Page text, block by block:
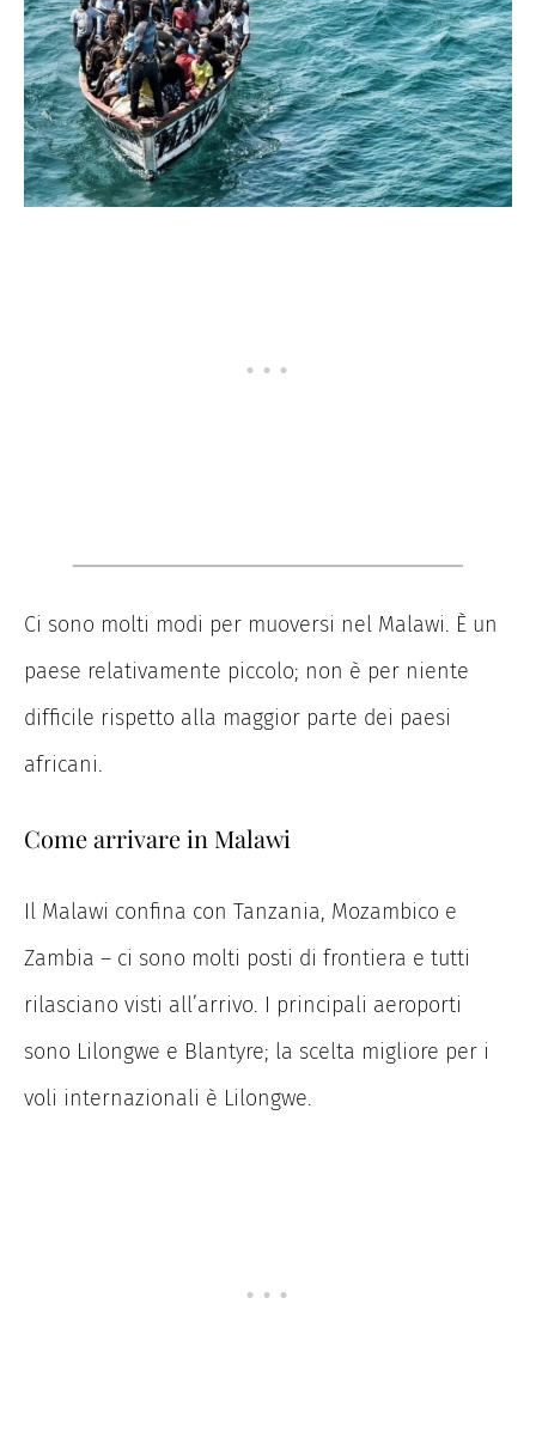
Ci sono molti modi per muoversi nel Malawi. È un
paese relativamente piccolo; non è per niente
difficile rispetto alla maggior parte dei paesi
africani.
Come arrivare in Malawi
Il Malawi confina con Tanzania, Mozambico e
Zambia – ci sono molti posti di frontiera e tutti
rilasciano visti all’arrivo. I principali aeroporti
sono Lilongwe e Blantyre; la scelta migliore per i
voli internazionali è Lilongwe.